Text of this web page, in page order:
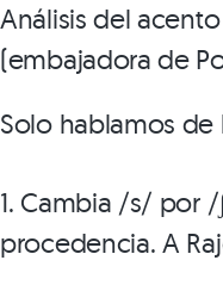
Análisis del
(embajadora de
Solo hablamos
1. Cambia /s/ por
procedencia. A